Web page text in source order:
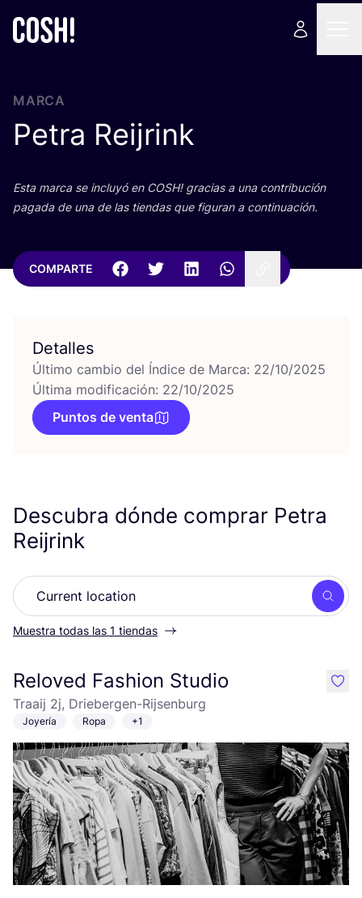
MARCA
Petra Reijrink
Esta mar­ca se inclu­yó en COSH! gra­cias a una con­tri­bu­ción
paga­da de una de las tien­das que figu­ran a continuación.
COMPARTE
Detalles
Último cambio del Índice de Marca: 22/10/2025
Última modificación: 22/10/2025
Puntos de venta
Descubra dónde comprar Petra
Reijrink
Muestra todas las 1 tiendas
Reloved Fashion Studio
Traaij 2j, Driebergen-Rijsenburg
Joyería Ropa +1
like